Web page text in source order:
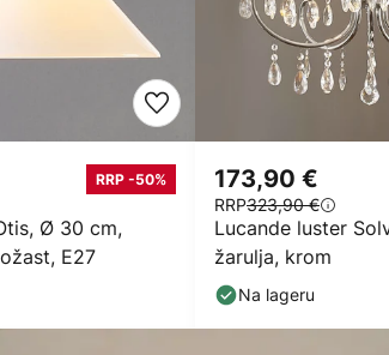
Ø 30 cm,
E27
RRP -50%
Lucande luster
žarulja, krom
173,90 €
RRP323,90 €
Na lageru